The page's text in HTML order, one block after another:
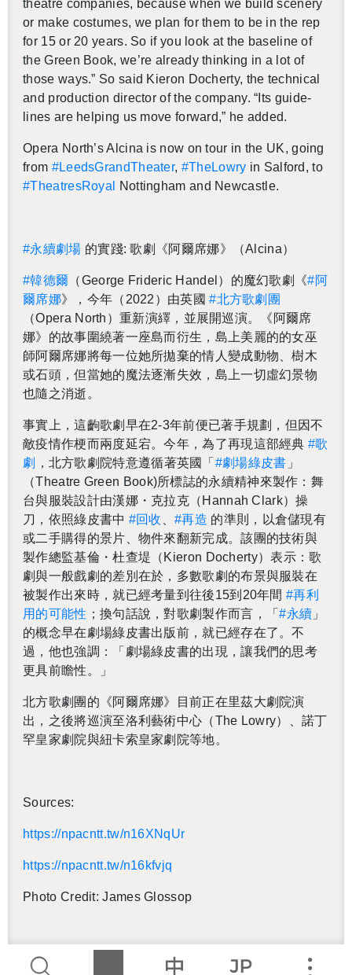
the­atre com­pa­nies, be­cause when we build scenery
or make cos­tumes, we plan for them to be in the rep
for 15 or 20 years. So if you look at the base­line of
the Green Book, we’re al­ready think­ing in a lot of
those ways.” So said Kieron Docherty, the tech­ni­cal
and pro­duc­tion di­rec­tor of the com­pany. “Its guide­
lines are help­ing us move for­ward,” he added.
Opera North’s Al­cina is now on tour in the UK, going
from #Leeds­GrandThe­ater, #Th­eLowry in Sal­ford, to
#The­atres­Royal
Not­ting­ham and New­cas­tle.
#永續劇場 的實踐: 歌劇《阿爾席娜》（Al­cina）
#韓德爾 （George Frid­eric Han­del）的魔幻歌劇《#阿
爾席娜》，今年（2022）由英國#北方歌劇團
（Opera North）重新演繹，並展開巡演。《阿爾席
娜》的故事圍繞著一座島而衍生，島上美麗的的女巫
師阿爾席娜將每一位她所拋棄的情人變成動物、樹木
或石頭，但當她的魔法逐漸失效，島上一切虛幻景物
也隨之消逝。
事實上，這齣歌劇早在2-3年前便已著手規劃，但因不
敵疫情作梗而兩度延宕。今年，為了再現這部經典#歌
劇
，北方歌劇院特意遵循著英國「 #劇場綠皮書 」
（The­atre Green Book)所標誌的永續精神來製作：舞
台與服裝設計由漢娜・克拉克（Han­nah Clark）操
刀，依照綠皮書中 #回收 、#再造 的準則，以倉儲現有
或二手購得的景片、物件來翻新完成。該團的技術與
製作總監基倫・杜查堤（Kieron Docherty）表示：歌
劇與一般戲劇的差別在於，多數歌劇的布景與服裝在
被製作出來時，就已經考量到往後15到20年間#再利
用的可能性 ；換句話說，對歌劇製作而言，「#永續 」
的概念早在劇場綠皮書出版前，就已經存在了。不
過，他也強調：「劇場綠皮書的出現，讓我們的思考
更具前瞻性。」
北方歌劇團的《阿爾席娜》目前正在里茲大劇院演
出，之後將巡演至洛利藝術中心（The Lowry）、諾丁
罕皇家劇院與紐卡索皇家劇院等地。
Sources:
https://​npacntt.​tw/​n16XNqUr
https://​npacntt.​tw/​n16kfvjq
Photo Credit: James Glos­sop